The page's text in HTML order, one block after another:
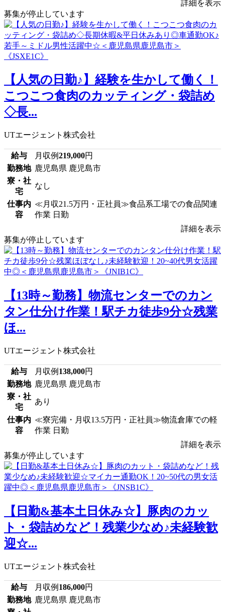
詳細を表示
募集が停止しています
【人気の日勤♪】経験を生かして働く！
こつこつ食肉のカッティング・袋詰め
◇長...
UTエージェント株式会社
給与 月収例219,000円
勤務地 鹿児島県 鹿児島市
寮・社
宅
なし
仕事内
容
≪月収21.5万円・正社員≫食品系工場での食品関連
作業 日勤
詳細を表示
募集が停止しています
【13時～勤務】物流センターでのカン
タン仕分け作業！駅チカ徒歩9分☆残業
ほ...
UTエージェント株式会社
給与 月収例 138,000円
勤務地 鹿児島県 鹿児島市
寮・社
宅
あり
仕事内
容
≪寮完備・月収13.5万円・正社員≫物流倉庫での軽
作業 日勤
詳細を表示
募集が停止しています
【日勤&基本土日休み☆】豚肉のカッ
ト・袋詰めなど！残業少なめ♪未経験歓
迎☆...
UTエージェント株式会社
給与 月収例 186,000円
勤務地 鹿児島県 鹿児島市